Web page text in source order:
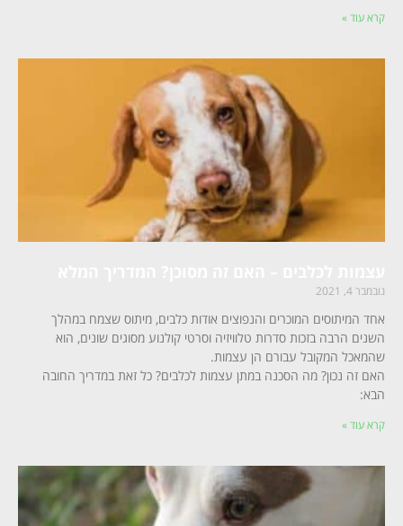
קרא עוד »
נובמבר 4, 2021
אחד המיתוסים המוכרים והנפוצים אודות כלבים, מיתוס שצמח במהלך
השנים הרבה בזכות סדרות טלוויזיה וסרטי קולנוע מסוגים שונים, הוא
שהמאכל המקובל עבורם הן עצמות.
האם זה נכון? מה הסכנה במתן עצמות לכלבים? כל זאת במדריך החובה
הבא:
קרא עוד »